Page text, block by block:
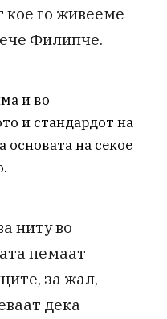
кое го живееме
Филипче.
и во
и стандардот на
основата на секое
ниту во
немаат
за жал,
дека